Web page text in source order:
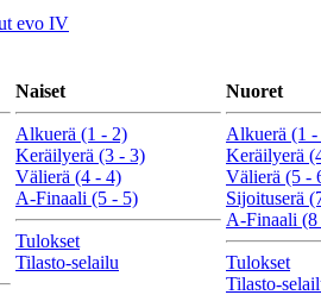
evo IV
Naiset
Alkuerä (1 - 2)
Keräilyerä (3 - 3)
Välierä (4 - 4)
A-Finaali (5 - 5)
Tulokset
Tilasto-selailu
Nuoret
Alkuerä (1 -
Keräilyerä
Välierä (5 -
Sijoituserä
A-Finaali (8
Tulokset
Tilasto-